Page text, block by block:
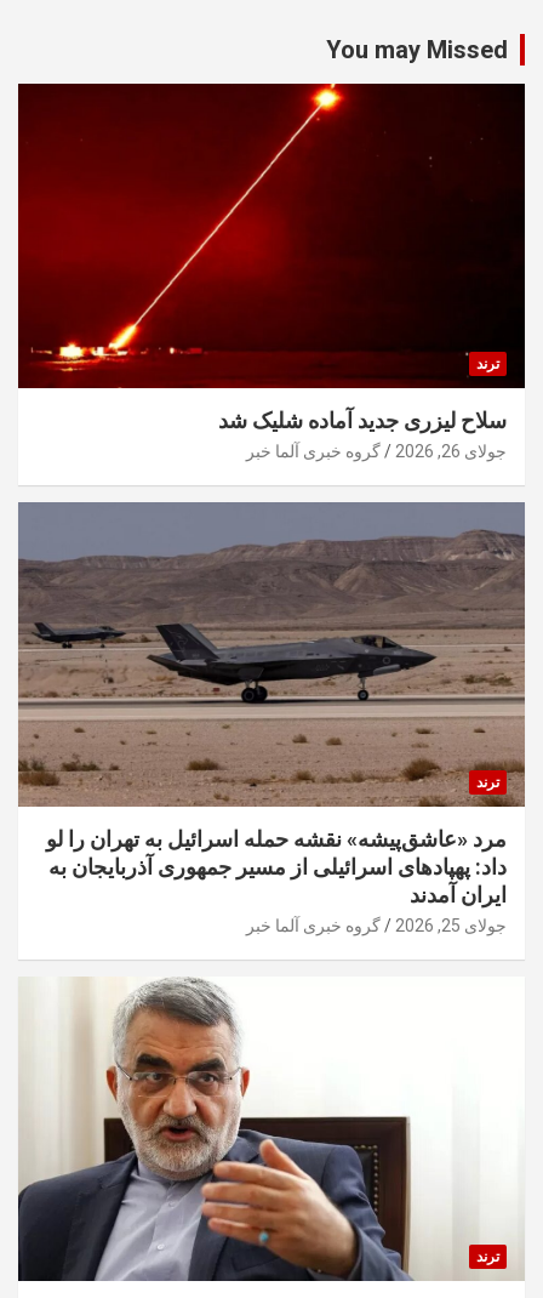
You may Missed
ترند
سلاح لیزری جدید آماده شلیک شد
جولای 26, 2026 گروه خبری آلما خبر
ترند
مرد «عاشق‌پیشه» نقشه حمله اسرائیل به تهران را لو
داد: پهپادهای اسرائیلی از مسیر جمهوری آذربایجان به
ایران آمدند
جولای 25, 2026 گروه خبری آلما خبر
ترند